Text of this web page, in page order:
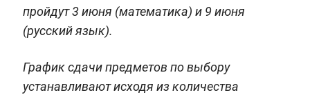
пройдут 3 июня (математика) и 9 июня
(русский язык).
График сдачи предметов по выбору
устанавливают исходя из количества